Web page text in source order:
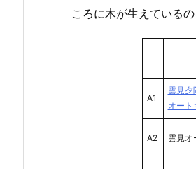
ころに木が生えている
A1
雲見夕
オート
A2 雲見オ